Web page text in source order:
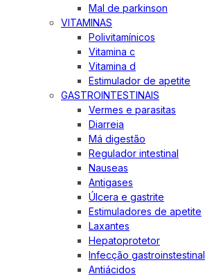
Mal de parkinson
VITAMINAS
Polivitamínicos
Vitamina c
Vitamina d
Estimulador de apetite
GASTROINTESTINAIS
Vermes e parasitas
Diarreia
Má digestão
Regulador intestinal
Nauseas
Antigases
Úlcera e gastrite
Estimuladores de apetite
Laxantes
Hepatoprotetor
Infecção gastroinstestinal
Antiácidos